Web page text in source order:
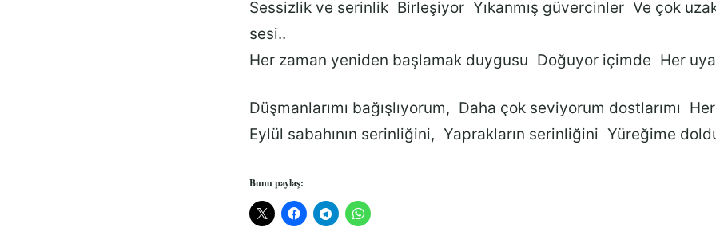
Sessizlik ve serinlik Birleşiyor Yıkanmış güvercinler Ve çok
sesi..
Her zaman yeniden başlamak duygusu Doğuyor içimde Her
Düşmanlarımı bağışlıyorum, Daha çok seviyorum dostlarımı Her
Eylül sabahının serinliğini, Yaprakların serinliğini Yüreğime
Bunu paylaş: